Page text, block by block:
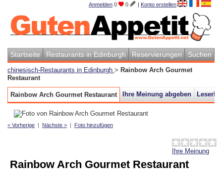
Anmelden 0 0 | Konto erstellen
Startseite Restaurants in Edinburgh Reservierungen Suchen
chinesisch-Restaurants in Edinburgh > Rainbow Arch Gourmet
Restaurant
Rainbow Arch Gourmet Restaurant Ihre Meinung abgeben
< Vorherige | Nächste > | Foto hinzufügen
Ihre Meinung
Rainbow Arch Gourmet Restaurant